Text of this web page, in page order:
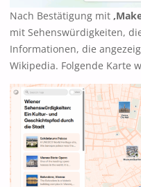
Nach Bestätigung mit
mit Sehenswürdigkeiten,
Informationen, die
Wikipedia. Folgende Karte